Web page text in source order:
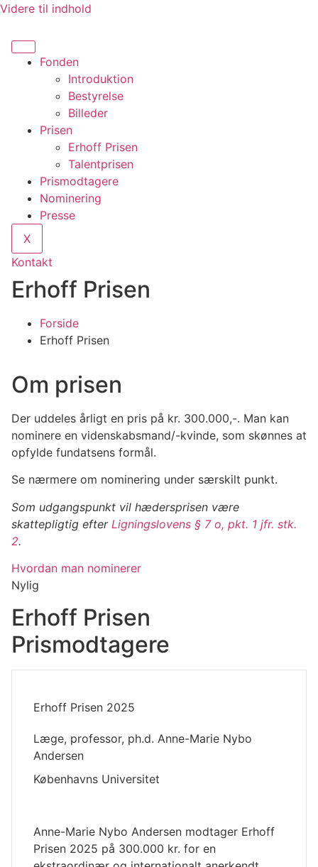
Videre til indhold
Fonden
Introduktion
Bestyrelse
Billeder
Prisen
Erhoff Prisen
Talentprisen
Prismodtagere
Nominering
Presse
X
Kontakt
Erhoff Prisen
Forside
Erhoff Prisen
Om prisen
Der uddeles årligt en pris på kr. 300.000,-. Man kan
nominere en videnskabsmand/-kvinde, som skønnes at
opfylde fundatsens formål.
Se nærmere om nominering under særskilt punkt.
Som udgangspunkt vil hædersprisen være
skattepligtig efter Ligningslovens § 7 o, pkt. 1 jfr. stk.
2.
Hvordan man nominerer
Nylig
Erhoff Prisen
Prismodtagere
Erhoff Prisen 2025
Læge, professor, ph.d. Anne-Marie Nybo
Andersen
Københavns Universitet
Anne-Marie Nybo Andersen modtager Erhoff
Prisen 2025 på 300.000 kr. for en